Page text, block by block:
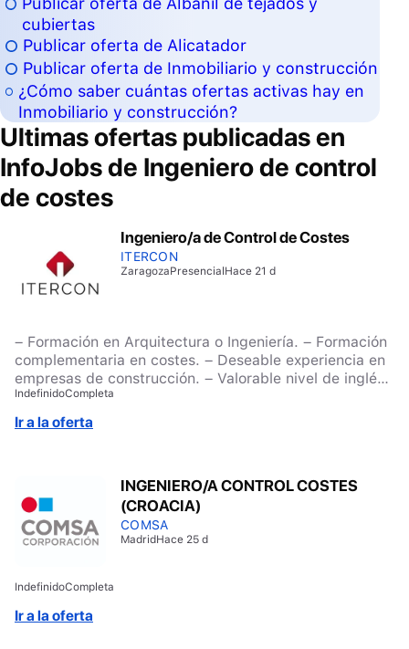
cubiertas
Publicar oferta de Alicatador
Publicar oferta de Inmobiliario y construcción
¿Cómo saber cuántas ofertas activas hay en
Inmobiliario y construcción?
Ultimas ofertas publicadas en
InfoJobs de Ingeniero de control
de costes
Ingeniero/a de Control de Costes
ITERCON
ZaragozaPresencialHace 21 d
– Formación en Arquitectura o Ingeniería. – Formación
complementaria en costes. – Deseable experiencia en
empresas de construcción. – Valorable nivel de inglés
B2.
IndefinidoCompleta
Ir a la oferta
INGENIERO/A CONTROL COSTES
(CROACIA)
COMSA
MadridHace 25 d
IndefinidoCompleta
Ir a la oferta